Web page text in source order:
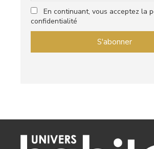
En continuant, vous acceptez la
confidentialité